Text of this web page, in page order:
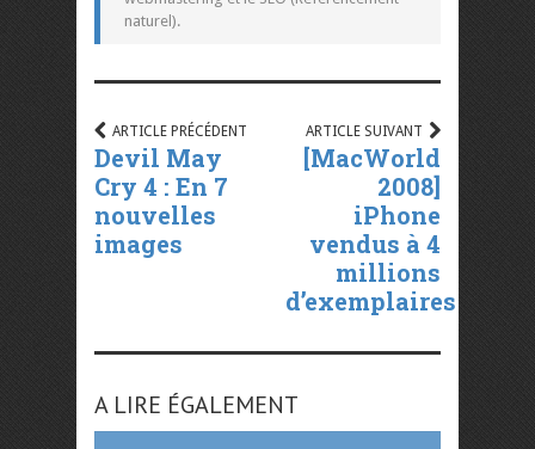
naturel).
ARTICLE PRÉCÉDENT
Devil May
Cry 4 : En 7
nouvelles
images
ARTICLE SUIVANT
[MacWorld
2008]
iPhone
vendus à 4
millions
d’exemplaires
A LIRE ÉGALEMENT